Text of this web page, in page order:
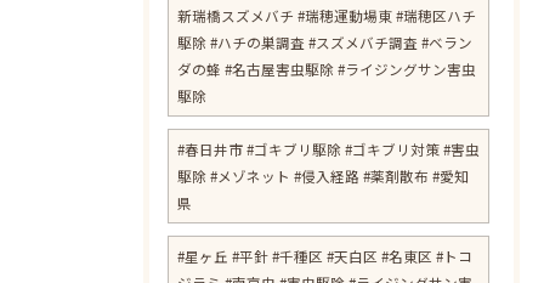
新瑞橋スズメバチ #瑞穂運動場東 #瑞穂区ハチ
駆除 #ハチの巣調査 #スズメバチ調査 #ベラン
ダの蜂 #名古屋害虫駆除 #ライジングサン害虫
駆除
#春日井市 #ゴキブリ駆除 #ゴキブリ対策 #害虫
駆除 #メゾネット #侵入経路 #薬剤散布 #愛知
県
​#星ヶ丘 #平針 #千種区 #天白区 #名東区 #トコ